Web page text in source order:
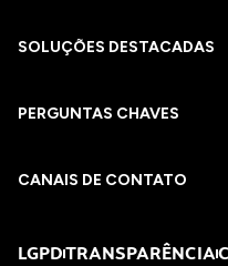
SOLUÇÕES DESTACADAS
PERGUNTAS CHAVES​
CANAIS DE CONTATO
LGPDTRANSPARÊNCIA